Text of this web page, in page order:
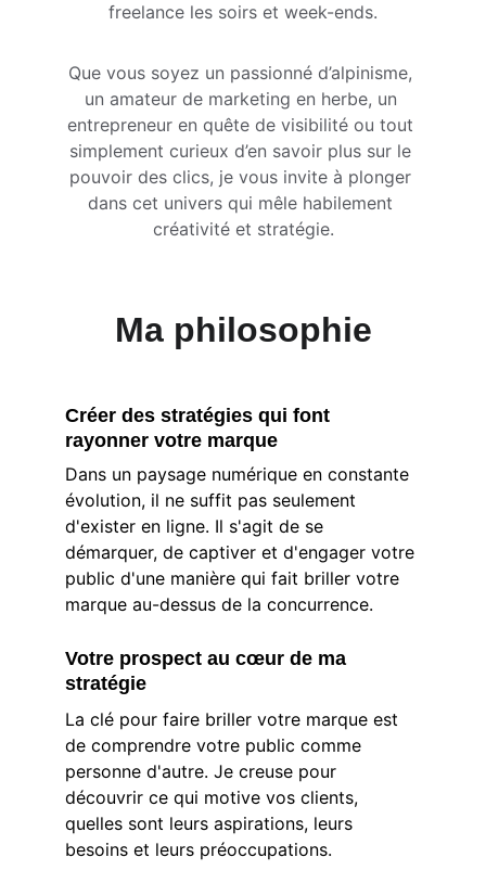
freelance les soirs et week-ends.
Que vous soyez un passionné d’alpinisme,
un amateur de marketing en herbe, un
entrepreneur en quête de visibilité ou tout
simplement curieux d’en savoir plus sur le
pouvoir des clics, je vous invite à plonger
dans cet univers qui mêle habilement
créativité et stratégie.
Ma philosophie
Votre prospect au cœur de ma
stratégie
La clé pour faire briller votre marque est
de comprendre votre public comme
personne d'autre. Je creuse pour
découvrir ce qui motive vos clients,
quelles sont leurs aspirations, leurs
besoins et leurs préoccupations.
Créer des stratégies qui font
rayonner votre marque
Dans un paysage numérique en constante
évolution, il ne suffit pas seulement
d'exister en ligne. Il s'agit de se
démarquer, de captiver et d'engager votre
public d'une manière qui fait briller votre
marque au-dessus de la concurrence.